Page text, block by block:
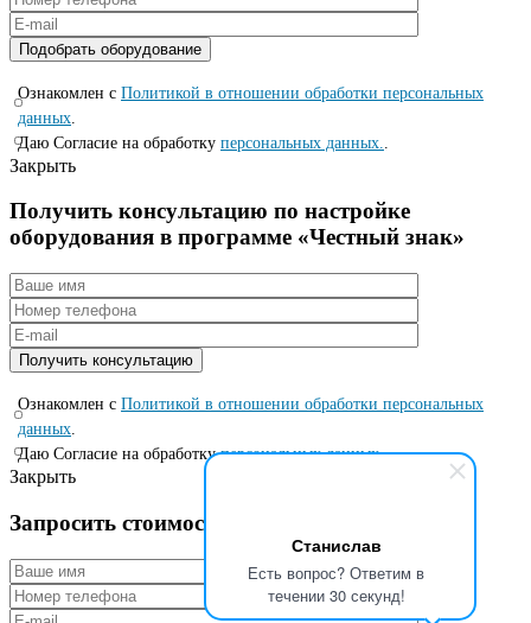
Станислав
Есть вопрос? Ответим в
течении 30 секунд!
Ознакомлен с Политикой в отношении обработки персональных
данных
Даю Согласие на обработку персональных данных.
Закрыть
Получить консультацию по настройке
оборудования в программе «Честный знак»
Ознакомлен с Политикой в отношении обработки персональных
данных.
Даю Согласие на обработкуперсональных данных..
Закрыть
Запросить стоимость по специальной цене